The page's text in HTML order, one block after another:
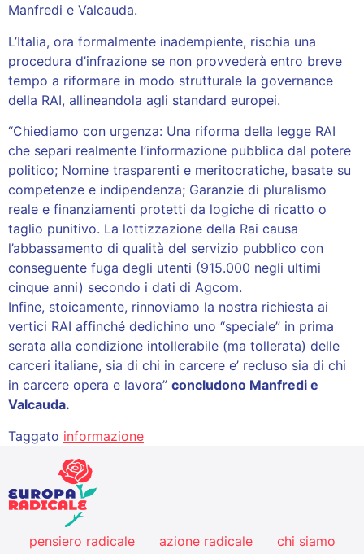
Manfredi e Valcauda.
L’Italia, ora formalmente inadempiente, rischia una
procedura d’infrazione se non provvederà entro breve
tempo a riformare in modo strutturale la governance
della RAI, allineandola agli standard europei.
“Chiediamo con urgenza: Una riforma della legge RAI
che separi realmente l’informazione pubblica dal potere
politico; Nomine trasparenti e meritocratiche, basate su
competenze e indipendenza; Garanzie di pluralismo
reale e finanziamenti protetti da logiche di ricatto o
taglio punitivo. La lottizzazione della Rai causa
l’abbassamento di qualità del servizio pubblico con
conseguente fuga degli utenti (915.000 negli ultimi
cinque anni) secondo i dati di Agcom.
Infine, stoicamente, rinnoviamo la nostra richiesta ai
vertici RAI affinché dedichino uno “speciale” in prima
serata alla condizione intollerabile (ma tollerata) delle
carceri italiane, sia di chi in carcere e’ recluso sia di chi
in carcere opera e lavora” concludono Manfredi e
Valcauda.
Taggato informazione
pensiero radicale azione radicale chi siamo